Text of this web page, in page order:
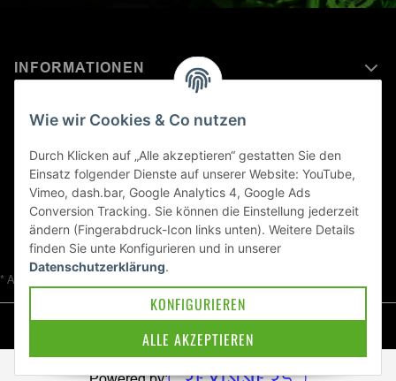
INFORMATIONEN
MEHR ERFAHREN ÜBER
KAWASAKI WELT
Blog
* Alle Preise inkl. gesetzlicher USt., zzgl.
Wie wir Cookies & Co nutzen
Durch Klicken auf „Alle akzeptieren“ gestatten Sie den
Einsatz folgender Dienste auf unserer Website: YouTube,
Vimeo, dash.bar, Google Analytics 4, Google Ads
Conversion Tracking. Sie können die Einstellung jederzeit
ändern (Fingerabdruck-Icon links unten). Weitere Details
finden Sie unte Konfigurieren und in unserer
Datenschutzerklärung.
ALLE AKZEPTIEREN
KONFIGURIEREN